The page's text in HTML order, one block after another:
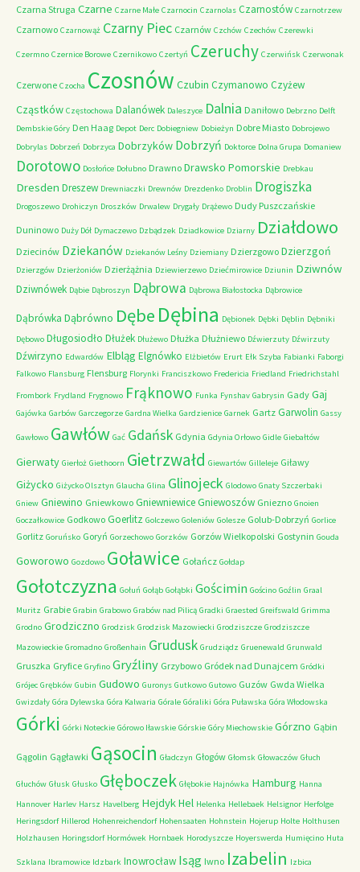
Czarna Struga Czarne Czarne Małe Czarnocin Czarnolas Czarnostów Czarnotrzew
Czarnowo Czarnowąż Czarny Piec Czarnów Czchów Czechów Czerewki
Czermno Czernice Borowe Czernikowo Czertyń Czeruchy Czerwińsk Czerwonak
Czerwone Czocha Czosnów Czubin Czymanowo Czyżew
Cząstków Częstochowa Dalanówek Daleszyce Dalnia Daniłowo Debrzno Delft
Dembskie Góry Den Haag Depot Derc Dobiegniew Dobieżyn Dobre Miasto Dobrojewo
Dobrylas Dobrzeń Dobrzyca Dobrzyków Dobrzyń Doktorce Dolna Grupa Domaniew
Dorotowo Dosłońce Dołubno Drawno Drawsko Pomorskie Drebkau
Dresden Dreszew Drewniaczki Drewnów Drezdenko Droblin Drogiszka
Drogoszewo Drohiczyn Droszków Drwalew Drygały Drążewo Dudy Puszczańskie
Duninowo Duży Dół Dymaczewo Dzbądzek Dziadkowice Dziarny Działdowo
Dziecinów Dziekanów Dziekanów Leśny Dziemiany Dzierzgowo Dzierzgoń
Dzierzgów Dzierżoniów Dzierżążnia Dziewierzewo Dziećmirowice Dziunin Dziwnów
Dziwnówek Dąbie Dąbroszyn Dąbrowa Dąbrowa Białostocka Dąbrowice
Dąbrówka Dąbrówno Dębe Dębina Dębionek Dębki Dęblin Dębniki
Dębowo Długosiodło Dłużek Dłużewo Dłużka Dłużniewo Dźwierzuty Dźwirzuty
Dźwirzyno Edwardów Elbląg Elgnówko Elżbietów Erurt Ełk Szyba Fabianki Faborgi
Falkowo Flansburg Flensburg Florynki Franciszkowo Fredericia Friedland Friedrichstahl
Frombork Frydland Frygnowo Frąknowo Funka Fynshav Gabrysin Gady Gaj
Gajówka Garbów Garczegorze Gardna Wielka Gardzienice Garnek Gartz Garwolin Gassy
Gawłowo Gawłów Gać Gdańsk Gdynia Gdynia Orłowo Gidle Giebałtów
Gierwaty Gierłoż Giethoorn Gietrzwałd Giewartów Gilleleje Giławy
Giżycko Giżycko Olsztyn Glaucha Glina Glinojeck Glodowo Gnaty Szczerbaki
Gniew Gniewino Gniewkowo GniewniewiceGniewoszów Gniezno Gnoien
Goczałkowice Godkowo Goerlitz Golczewo Goleniów Golesze Golub-Dobrzyń Gorlice
Gorlitz Goruńsko Goryń Gorzechowo Gorzków Gorzów Wielkopolski Gostynin Gouda
Goworowo Gozdowo Goławice Gołańcz Gołdap
Gołotczyzna Gołuń Gołąb Gołąbki Gościmin Gościno Goźlin Graal
Muritz Grabie Grabin Grabowo Grabów nad Pilicą Gradki Graested Greifswald Grimma
Grodno Grodziczno Grodzisk Grodzisk Mazowiecki Grodziszcze Grodziszcze
Mazowieckie Gromadno Großenhain Grudusk Grudziądz Gruenewald Grunwald
Gruszka Gryfice Gryfino Gryźliny Grzybowo Gródek nad Dunajcem Gródki
Grójec Grębków Gubin Gudowo Guronys Gutkowo Gutowo Guzów Gwda Wielka
Gwizdały Góra Dylewska Góra Kalwaria Górale Góraliki Góra Puławska Góra Włodowska
Górki Górki Noteckie Górowo Iławskie Górskie Góry Miechowskie Górzno Gąbin
Gągolin Gągławki Gąsocin Gładczyn Głogów Głomsk Głowaczów Głuch
Głuchów Głusk Głusko Głęboczek Głębokie Hajnówka Hamburg Hanna
Hannover Harlev Harsz Havelberg HejdykHel Helenka Hellebaek Helsignor Herfolge
Heringsdorf Hillerod Hohenreichendorf Hohensaaten Hohnstein Hojerup Holte Holthusen
Holzhausen Horingsdorf Hormówek Hornbaek Horodyszcze Hoyerswerda Humięcino Huta
Szklana Ibramowice Idzbark Inowrocław Isąg Iwno Izabelin Izbica